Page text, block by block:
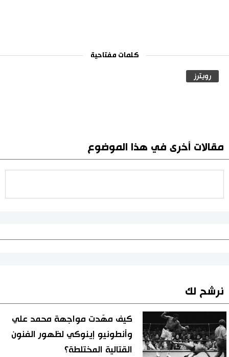
كلمات مفتاحية
رويترز
مقالات أخرى في هذا الموضوع
نرشح لك
كيف مهّدت مواجهة محمد علي
وأنطونيو إينوكي لظهور الفنون
القتالية المختلطة؟